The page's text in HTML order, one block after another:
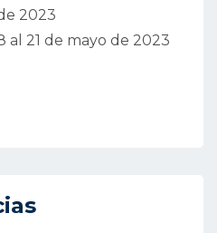
2023
al 21 de mayo de 2023